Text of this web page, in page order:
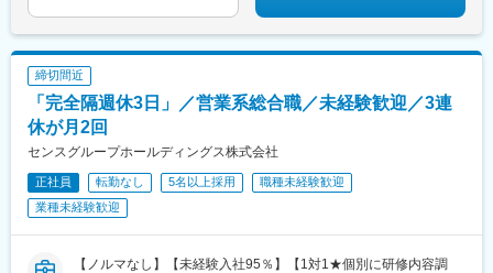
締切間近
「完全隔週休3日」／営業系総合職／未経験歓迎／3連
休が月2回
センスグループホールディングス株式会社
正社員 転勤なし 5名以上採用
職種未経験歓迎
業種未経験歓迎
【ノルマなし】【未経験入社95％】【1対1★個別に研修内容調